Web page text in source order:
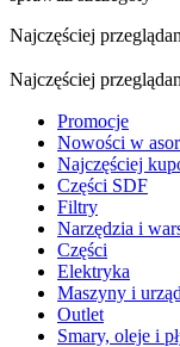
Najczęściej
Najczęściej
Promocje
Nowości w
Najczęściej
Części SDF
Filtry
Narzędzia i
Części
Elektryka
Maszyny i
Outlet
Smary, oleje i